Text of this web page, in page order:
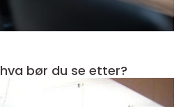
Advokat Ålesund hva bør du se etter?